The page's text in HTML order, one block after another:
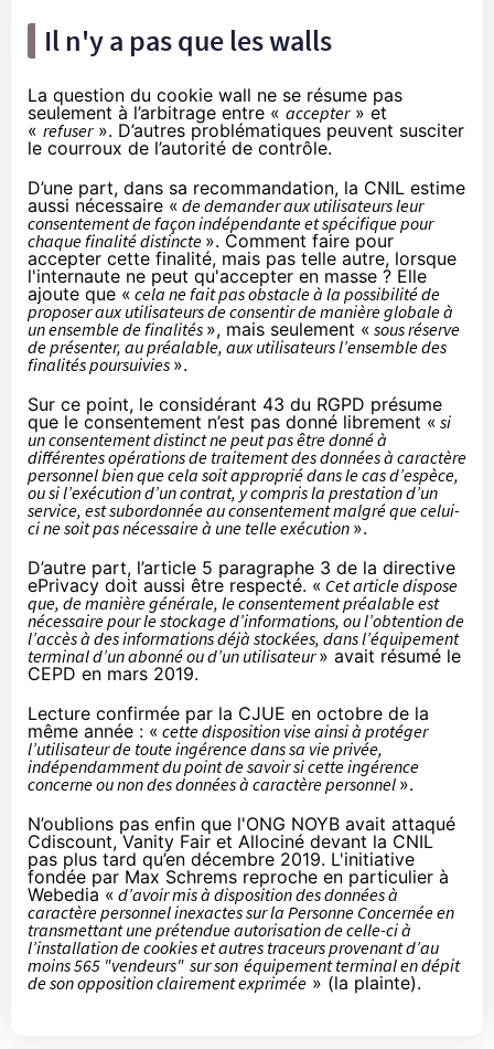
Il n'y a pas que les walls
La question du cookie wall ne se résume pas
seulement à l’arbitrage entre « accepter» et
« refuser». D’autres problématiques peuvent susciter
le courroux de l’autorité de contrôle.
D’une part, dans sa recommandation, la CNIL estime
aussi nécessaire « de demander aux utilisateurs leur
consentement de façon indépendante et spécifique pour
chaque finalité distincte ». Comment faire pour
accepter cette finalité, mais pas telle autre, lorsque
l'internaute ne peut qu'accepter en masse ? Elle
ajoute que « cela ne fait pas obstacle à la possibilité de
proposer aux utilisateurs de consentir de manière globale à
un ensemble de finalités », mais seulement « sous réserve
de présenter, au préalable, aux utilisateurs l’ensemble des
finalités poursuivies ».
Sur ce point, le considérant 43 du RGPD présume
que le consentement n’est pas donné librement « si
un consentement distinct ne peut pas être donné à
différentes opérations de traitement des données à caractère
personnel bien que cela soit approprié dans le cas d’espèce,
ou si l’exécution d’un contrat, y compris la prestation d’un
service, est subordonnée au consentement malgré que celui-
ci ne soit pas nécessaire à une telle exécution ».
D’autre part, l’article 5 paragraphe 3 de la directive
ePrivacy doit aussi être respecté. « Cet article dispose
que, de manière générale, le consentement préalable est
nécessaire pour le stockage d’informations, ou l’obtention de
l’accès à des informations déjà stockées, dans l’équipement
terminal d’un abonné ou d’un utilisateur» avait résumé le
CEPD en mars 2019.
Lecture confirmée par la CJUE en octobre de la
même année : « cette disposition vise ainsi à protéger
l’utilisateur de toute ingérence dans sa vie privée,
indépendamment du point de savoir si cette ingérence
concerne ou non des données à caractère personnel ».
N’oublions pas enfin que l'ONG NOYB avait attaqué
Cdiscount, Vanity Fair et Allociné devant la CNIL
pas plus tard qu’en décembre 2019. L'initiative
fondée par Max Schrems reproche en particulier à
Webedia « d’avoir mis à disposition des données à
caractère personnel inexactes sur la Personne Concernée en
transmettant une prétendue autorisation de celle-ci à
l’installation de cookies et autres traceurs provenant d’au
moins 565 "vendeurs" sur son équipement terminal en dépit
de son opposition clairement exprimée » (la plainte).